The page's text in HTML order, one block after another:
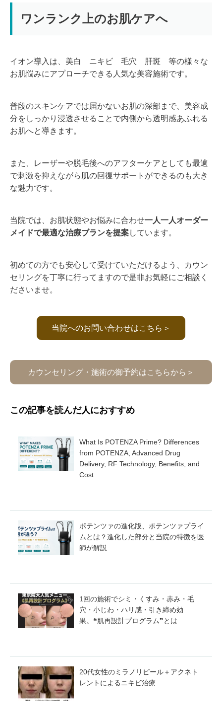
ワンランク上のお肌ケアへ
イオン導入は、美白 ニキビ 毛穴 肝斑 等の様々な
お肌悩みにアプローチできる人気な美容施術です。
普段のスキンケアでは届かないお肌の深部まで、美容成
分をしっかり浸透させることで内側から透明感あふれる
お肌へと導きます。
また、レーザーや脱毛後へのアフターケアとしても最適
で刺激を抑えながら肌の回復サポートができるのも大き
な魅力です。
当院では、お肌状態やお悩みに合わせ一人一人オーダー
メイドで最適な治療ブランを提案しています。
初めての方でも安心して受けていただけるよう、カウン
セリングを丁寧に行ってますので是非お気軽にご相談く
ださいませ。
当院へのお問い合わせはこちら＞
カウンセリング・施術の御予約はこちらから＞
この記事を読んだ人におすすめ
What Is POTENZA Prime? Differences
from POTENZA, Advanced Drug
Delivery, RF Technology, Benefits, and
Cost
ポテンツァの進化版、ポテンツァプライ
ムとは？進化した部分と当院の特徴を医
師が解説
1回の施術でシミ・くすみ・赤み・毛
穴・小じわ・ハリ感・引き締め効
果。❝肌再設計プログラム❞とは
20代女性のミラノリピール＋アクネト
レントによるニキビ治療